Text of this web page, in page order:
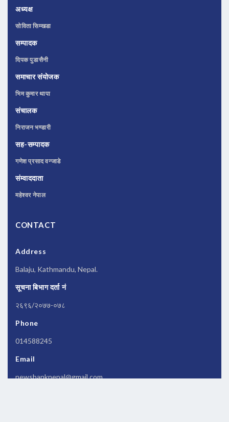
अध्यक्ष
सोविता सिम्खडा
सम्पादक
दिपक पुडासैनी
समाचार संयोजक
भिम कुमार थापा
संचालक
निराजन भण्डारी
सह-सम्पादक
गणेश प्रसाद वन्जाडे
संम्वाददाता
महेश्वर नेपाल
CONTACT
Address
Balaju, Kathmandu, Nepal.
सूचना बिभाग दर्ता नं
२६९६/२०७७-०७८
Phone
014588245
Email
newsbanknepal@gmail.com